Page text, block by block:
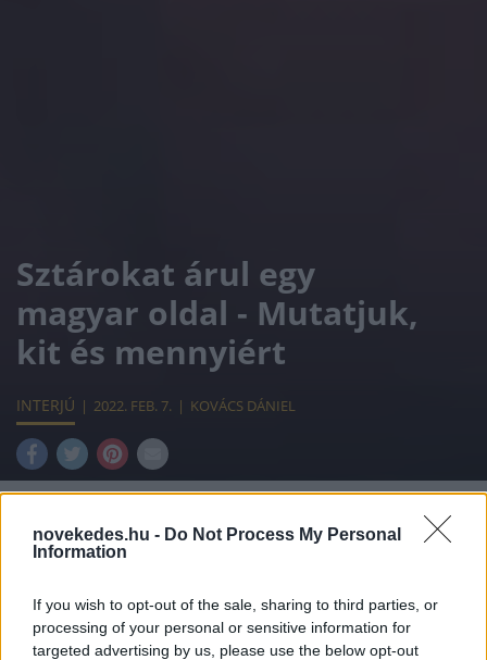
novekedes.hu - Do Not Process My Personal
Information
If you wish to opt-out of the sale, sharing to third parties, or
processing of your personal or sensitive information for
targeted advertising by us, please use the below opt-out
Sztárokat árul egy
magyar oldal - Mutatjuk,
kit és mennyiért
INTERJÚ 2022. FEB. 7. KOVÁCS DÁNIEL
kínál, mint hogy egy előre meghatározott
összegért hazai hírességektől rendelhetünk